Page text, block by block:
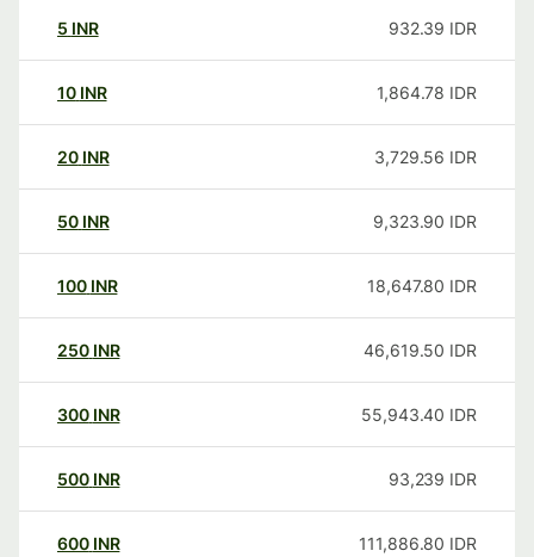
5 INR 932.39 IDR
10 INR 1,864.78 IDR
20 INR 3,729.56 IDR
50 INR 9,323.90 IDR
100 INR 18,647.80 IDR
250 INR 46,619.50 IDR
300 INR 55,943.40 IDR
500 INR 93,239 IDR
600 INR 111,886.80 IDR